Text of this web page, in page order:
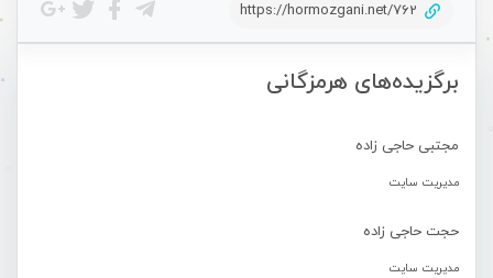
برگزیده‌های هرمزگانی
مجتبی حاجی زاده
مدیریت سایت
حجت حاجی زاده
مدیریت سایت
https://hormozgani.net/762